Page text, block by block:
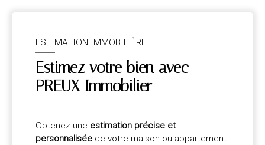
ESTIMATION IMMOBILIÈRE
Estimez votre bien avec
PREUX Immobilier
Obtenez une estimation précise et
personnalisée de votre maison ou appartement